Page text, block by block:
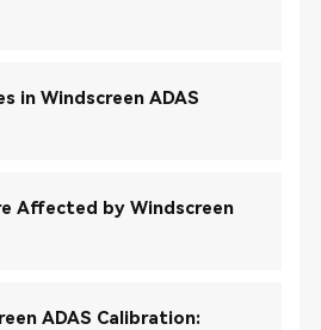
in Windscreen ADAS
Affected by Windscreen
ADAS Calibration: